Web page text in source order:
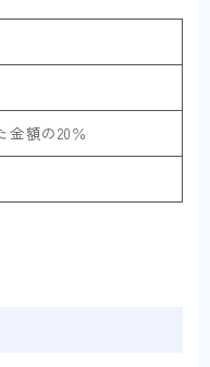
金額の20％